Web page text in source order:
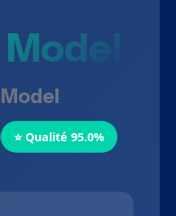
⭐ Qualité 95.0%